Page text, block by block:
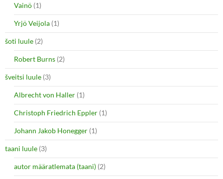
Vainö (1)
Yrjö Veijola (1)
šoti luule (2)
Robert Burns (2)
šveitsi luule (3)
Albrecht von Haller (1)
Christoph Friedrich Eppler (1)
Johann Jakob Honegger (1)
taani luule (3)
autor määratlemata (taani) (2)